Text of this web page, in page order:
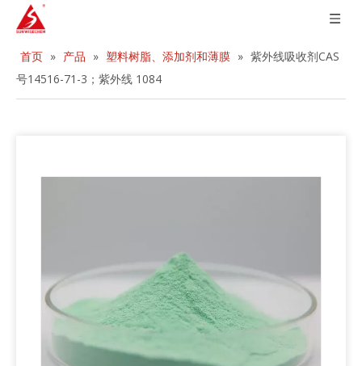
首页 » 产品 » 塑料树脂、添加剂和薄膜 » 紫外线吸收剂CAS
号14516-71-3；紫外线 1084